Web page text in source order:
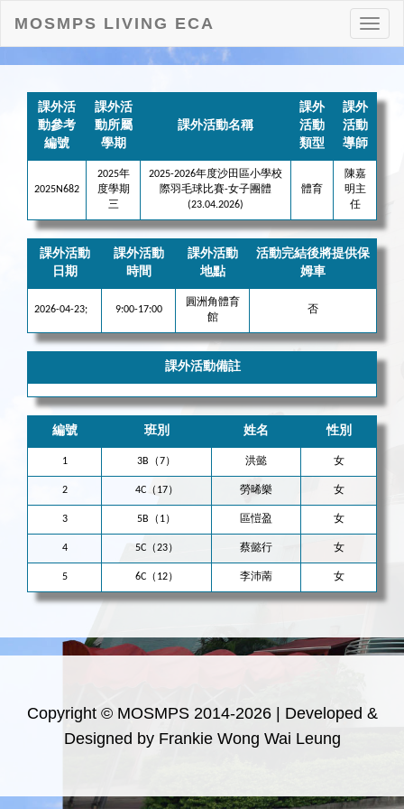
打
開
MOSMPS LIVING ECA
課外活
動參考
編號
課外活
動所屬
學期
課外活動名稱
課外
活動
類型
課外
活動
導師
2025N682
2025年
度學期
三
2025-2026年度沙田區小學校
際羽毛球比賽-女子團體
(23.04.2026)
體育
陳嘉
明主
任
課外活動
日期
課外活動
時間
課外活動
地點
活動完結後將提供保
姆車
2026-04-23; 9:00-17:00
圓洲角體育
館
否
課外活動備註
編號 班別 姓名 性別
1 3B（7） 洪懿 女
2 4C（17） 勞晞樂 女
3 5B（1） 區愷盈 女
4 5C（23） 蔡懿行 女
5 6C（12） 李沛萳 女
Copyright © MOSMPS 2014-2026 | Developed &
Designed by Frankie Wong Wai Leung